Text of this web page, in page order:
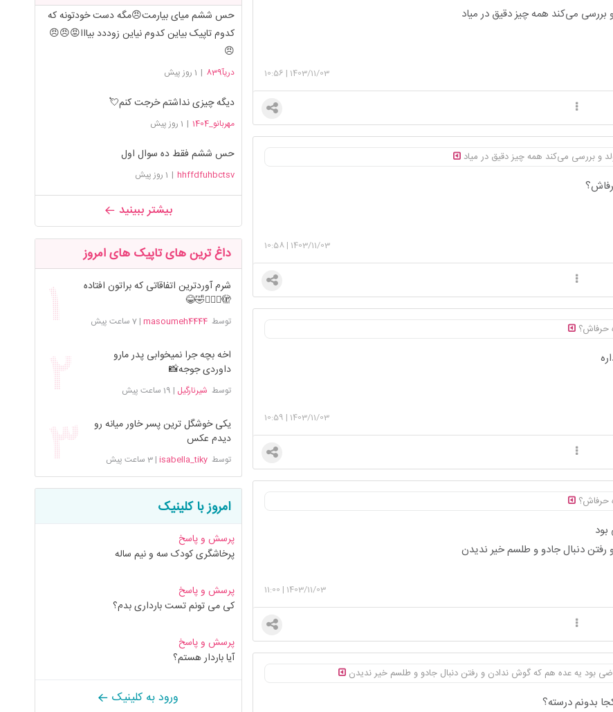
بررسی می‌کند همه چیز دقیق در میاد
1403/11/03
|
10:56
و بررسی می‌کند همه چیز دقیق در میاد
1403/11/03
|
10:58
حرفاش؟
1403/11/03
|
10:59
حرفاش؟
دنبال جادو و طلسم خیر ندیدن
1403/11/03
|
11:00
بود یه عده هم که گوش ندادن و رفتن دنبال جادو و طلسم خیر ندیدن
بدونم درسته؟
حس ششم میای بیارمت😠مگه دست خودتونه که
کدوم تاپیک بیاین کدوم نیاین زوددد بیااا😡😠😠
😠
دریآ839 | 1 روز پیش
دیگه چیزی نداشتم خرجت کنم💘
مهربانو_1404 | 1 روز پیش
حس ششم فقط ده سوال اول
hhffdfuhbctsv
| 1 روز پیش
بیشتر ببینید
داغ ترین های تاپیک های امروز
شرم آوردترین اتفاقاتی که براتون افتاده
🫣🤦🏻‍♀️🤣😂
توسطmasoumeh4444
|7 ساعت پیش
اخه بچه جرا نمیخوابی پدر مارو
داوردی جوجه📸
توسط شیرنارگیل | 19 ساعت پیش
یکی خوشگل ترین پسر خاور میانه رو
دیدم عکس
توسطisabella_tiky
|3 ساعت پیش
امروز با کلینیک
پرسش و پاسخ
پرخاشگری کودک سه و نیم ساله
پرسش و پاسخ
کی می تونم تست بارداری بدم؟
پرسش و پاسخ
آیا باردار هستم؟
ورود به کلینیک